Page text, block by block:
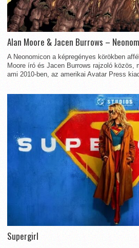
Alan Moore & Jacen Burrows –
A Neonomicon a képregényes körökben
Moore író és Jacen Burrows rajzoló közös,
ami 2010-ben, az amerikai Avatar Press
Supergirl